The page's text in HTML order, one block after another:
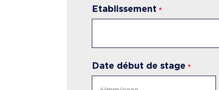
Etablissement *
Date début de stage *